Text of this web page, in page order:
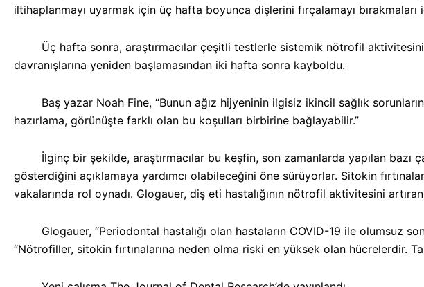
iltihaplanmayı uyarmak için üç hafta boyunca dişlerini fırçalamayı
Üç hafta sonra, araştırmacılar çeşitli testlerle sistemik nötrofil aktivitesinin
davranışlarına yeniden başlamasından iki hafta sonra kayboldu.
Baş yazar Noah Fine, “Bunun ağız hijyeninin ilgisiz ikincil sağlık
hazırlama, görünüşte farklı olan bu koşulları birbirine bağlayabilir.”
İlginç bir şekilde, araştırmacılar bu keşfin, son zamanlarda yapılan bazı
gösterdiğini açıklamaya yardımcı olabileceğini öne sürüyorlar. Sitokin
vakalarında rol oynadı. Glogauer, diş eti hastalığının nötrofil aktivitesini
Glogauer, “Periodontal hastalığı olan hastaların COVID-19 ile olumsuz
“Nötrofiller, sitokin fırtınalarına neden olma riski en yüksek olan hücrelerdir.